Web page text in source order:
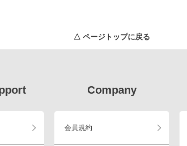
△ ページトップに戻る
Company
会員規約